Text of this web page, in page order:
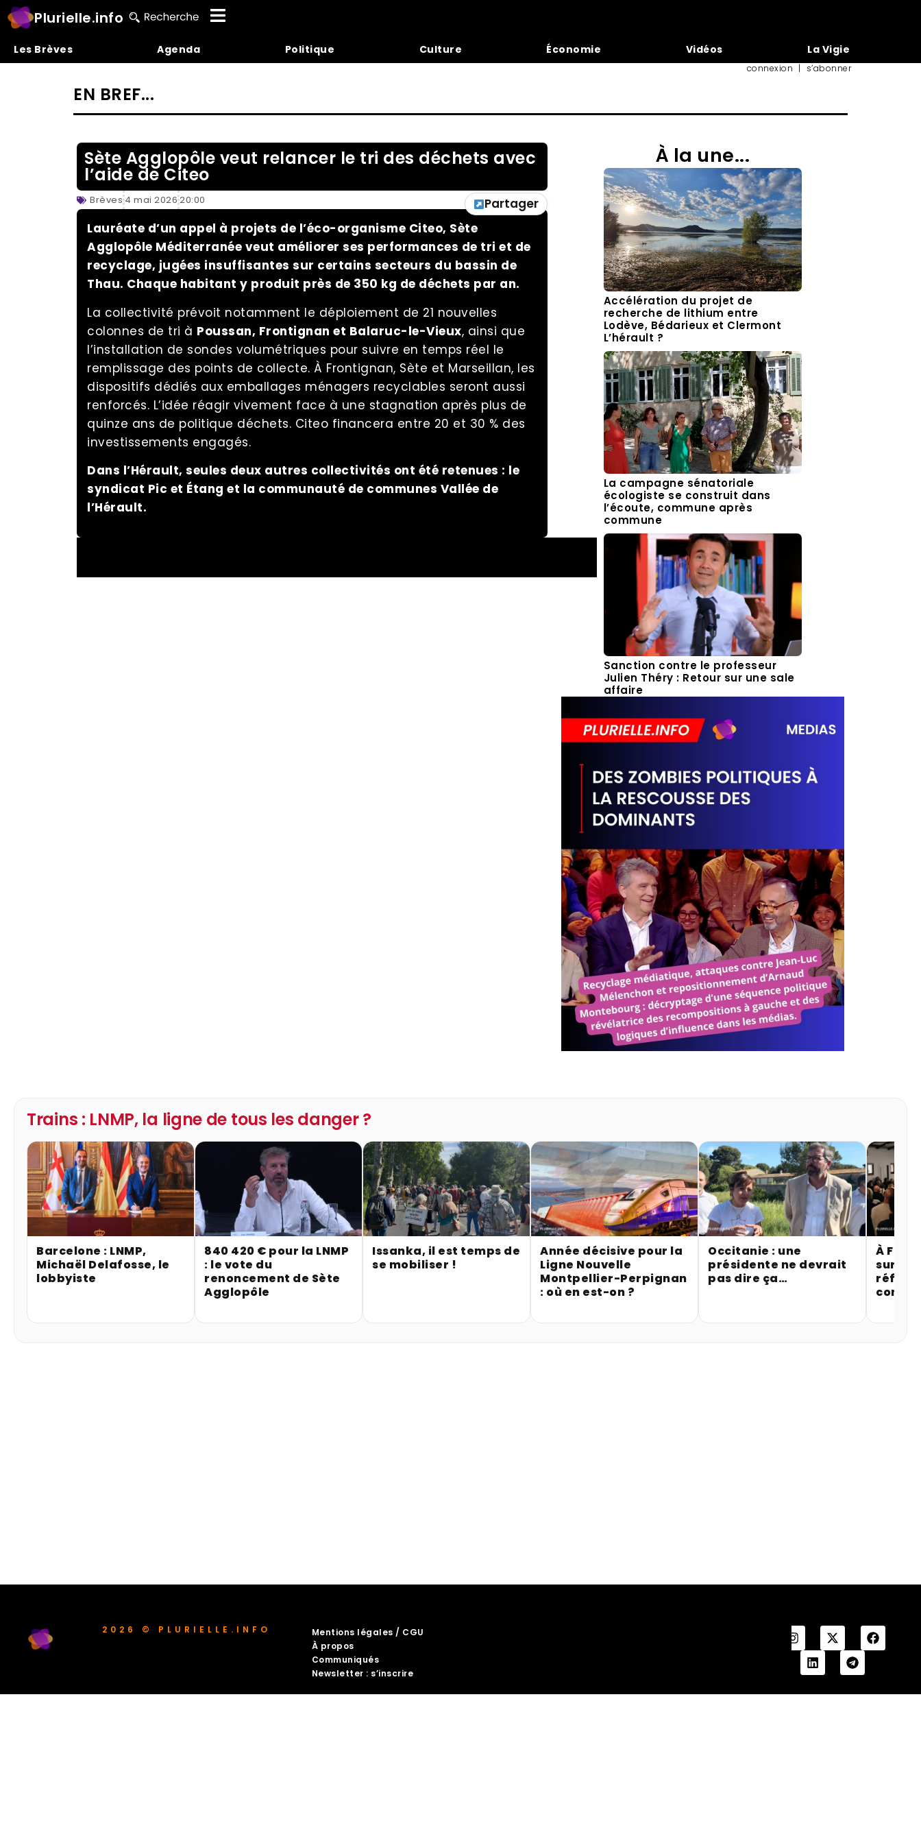
Plurielle.info
Les Brèves Agenda Politique Culture Économie Vidéos La Vigie
connexion | s’abonner
EN BREF...
Sète Agglopôle veut relancer le tri des déchets avec
l’aide de Citeo
Brèves 4 mai 2026 20:00
Partager
Lauréate d’un appel à projets de l’éco-organisme Citeo, Sète
Agglopôle Méditerranée veut améliorer ses performances de tri et de
recyclage, jugées insuffisantes sur certains secteurs du bassin de
Thau. Chaque habitant y produit près de 350 kg de déchets par an.
La collectivité prévoit notamment le déploiement de 21 nouvelles
colonnes de tri à Poussan, Frontignan et Balaruc-le-Vieux, ainsi que
l’installation de sondes volumétriques pour suivre en temps réel le
remplissage des points de collecte. À Frontignan, Sète et Marseillan, les
dispositifs dédiés aux emballages ménagers recyclables seront aussi
renforcés. L’idée réagir vivement face à une stagnation après plus de
quinze ans de politique déchets. Citeo financera entre 20 et 30 % des
investissements engagés.
Dans l’Hérault, seules deux autres collectivités ont été retenues : le
syndicat Pic et Étang et la communauté de communes Vallée de
l’Hérault.
À la une...
Accélération du projet de
recherche de lithium entre
Lodève, Bédarieux et Clermont
L’hérault ?
La campagne sénatoriale
écologiste se construit dans
l’écoute, commune après
commune
Sanction contre le professeur
Julien Théry : Retour sur une sale
affaire
Trains : LNMP, la ligne de tous les danger ?
Barcelone : LNMP,
Michaël Delafosse, le
lobbyiste
840 420 € pour la LNMP
: le vote du
renoncement de Sète
Agglopôle
Issanka, il est temps de
se mobiliser !
Année décisive pour la
Ligne Nouvelle
Montpellier-Perpignan
: où en est-on ?
Occitanie : une
présidente ne devrait
pas dire ça…
À
sur la
contre
2026 © PLURIELLE.INFO
Mentions légales / CGU
À propos
Communiqués
Newsletter : s’inscrire